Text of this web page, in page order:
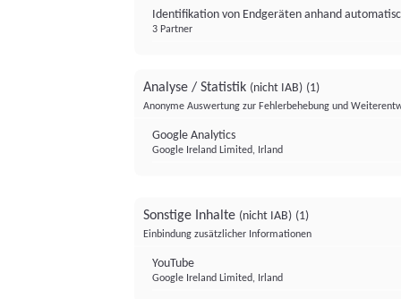
Identifikation von Endgeräten anhand
3 Partner
Analyse / Statistik (nicht IAB) (1)
Anonyme Auswertung zur Fehlerbehebung und
Google Analytics
Google Ireland Limited, Irland
Sonstige Inhalte (nicht IAB) (1)
Einbindung zusätzlicher Informationen
YouTube
Google Ireland Limited, Irland